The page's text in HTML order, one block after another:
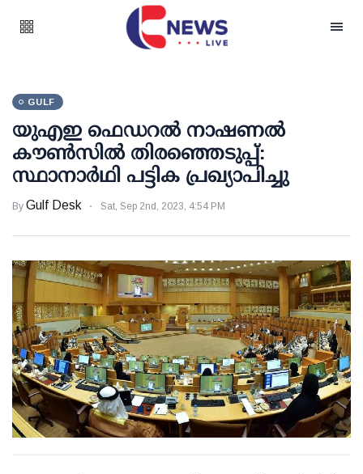
GULF
യുഎഇ ഫെഡറല്‍ നാഷണല്‍
കൗൺസില്‍ തിരഞ്ഞെടുപ്പ്:
സ്ഥാനാര്‍ഥി പട്ടിക പ്രഖ്യാപിച്ചു
By Gulf Desk Sat, Sep 2nd, 2023, 4:54 PM